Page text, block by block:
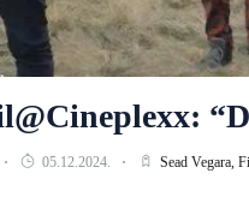
05.12.2024. Sead Vegara,